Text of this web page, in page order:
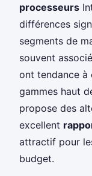
processeurs
différences
segments de
souvent
ont tendance à
gammes haut
propose des
excellent
attractif pour
budget.